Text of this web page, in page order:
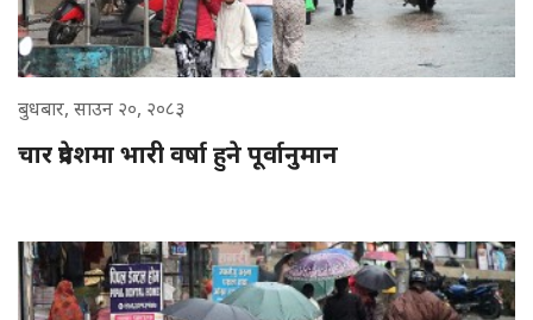
बुधबार, साउन २०, २०८३
चार प्रदेशमा भारी वर्षा हुने पूर्वानुमान